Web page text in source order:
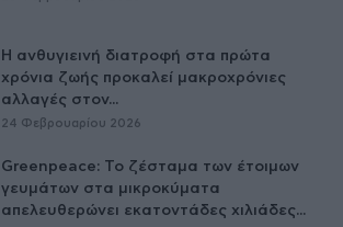
Η ανθυγιεινή διατροφή στα πρώτα
χρόνια ζωής προκαλεί μακροχρόνιες
αλλαγές στον...
24 Φεβρουαρίου 2026
Greenpeace: Το ζέσταμα των έτοιμων
γευμάτων στα μικροκύματα
απελευθερώνει εκατοντάδες χιλιάδες...